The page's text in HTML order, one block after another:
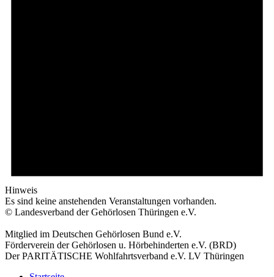
Hinweis
Es sind keine anstehenden Veranstaltungen vorhanden.
© Landesverband der Gehörlosen Thüringen e.V.
Mitglied im Deutschen Gehörlosen Bund e.V.
Förderverein der Gehörlosen u. Hörbehinderten e.V. (BRD)
Der PARITÄTISCHE Wohlfahrtsverband e.V. LV Thüringen